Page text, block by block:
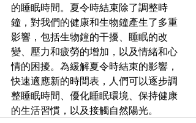
的睡眠時間。夏令時結束除了調整時
鐘，對我們的健康和生物鐘產生了多重
影響，包括生物鐘的干擾、睡眠的改
變、壓力和疲勞的增加，以及情緒和心
情的困擾。為緩解夏令時結束的影響，
快速適應新的時間表，人們可以逐步調
整睡眠時間、優化睡眠環境、保持健康
的生活習慣，以及接觸自然陽光。